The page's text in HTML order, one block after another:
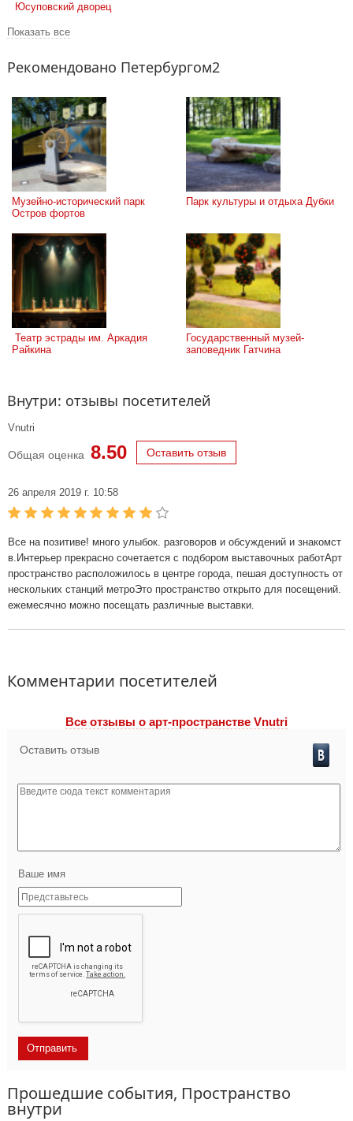
Юсуповский дворец
Показать все
Рекомендовано Петербургом2
Музейно-исторический парк
Остров фортов
Парк культуры и отдыха Дубки
Райкина
Государственный музей-
заповедник Гатчина
Внутри: отзывы посетителей
Vnutri
Общая оценка 8.50 Оставить отзыв
26 апреля 2019 г. 10:58
Все на позитиве! много улыбок. разговоров и обсуждений и знакомст
в.Интерьер прекрасно сочетается с подбором выставочных работАрт
пространство расположилось в центре города, пешая доступность от
нескольких станций метроЭто пространство открыто для посещений.
ежемесячно можно посещать различные выставки.
Комментарии посетителей
Все отзывы o арт-пространстве Vnutri
Оставить отзыв
Ваше имя
Прошедшие события, Пространство
внутри